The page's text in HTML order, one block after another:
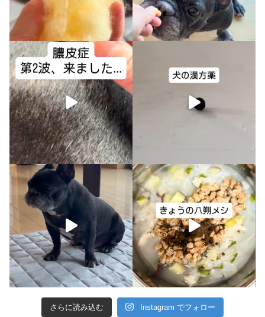
さらに読み込む Instagram でフォロー